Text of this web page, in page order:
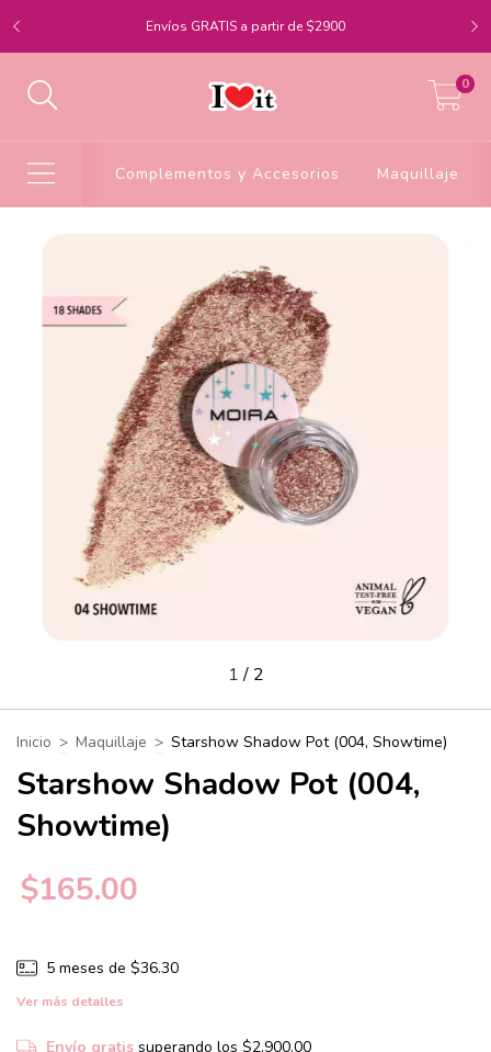
Envíos GRATIS a partir de $2900
0
Complementos y Accesorios Maquillaje
1/ 2
Inicio > Maquillaje > Starshow Shadow Pot (004, Showtime)
Starshow Shadow Pot (004,
Showtime)
$165.00
5 meses de $36.30
Ver más detalles
Envío gratis superando los $2,900.00